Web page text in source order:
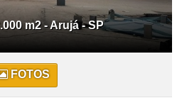
m2 - Arujá - SP
FOTOS